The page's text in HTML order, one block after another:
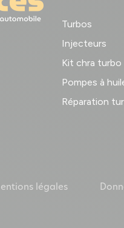
Turbos
Injecteurs
Kit chra turbo
Pompes à
Réparation
légales